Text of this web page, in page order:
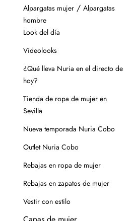
Alpargatas mujer / Alpargatas
hombre
Look del día
Videolooks
¿Qué lleva Nuria en el directo de
hoy?
Tienda de ropa de mujer en
Sevilla
Nueva temporada Nuria Cobo
Outlet Nuria Cobo
Rebajas en ropa de mujer
Rebajas en zapatos de mujer
Vestir con estilo